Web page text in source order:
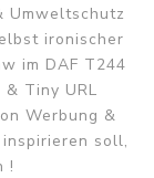
Umweltschutz
ironischer
im DAF T244
& Tiny URL
Werbung &
soll,
!